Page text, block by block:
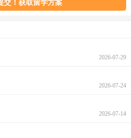
2026-07-29
2026-07-24
2026-07-14